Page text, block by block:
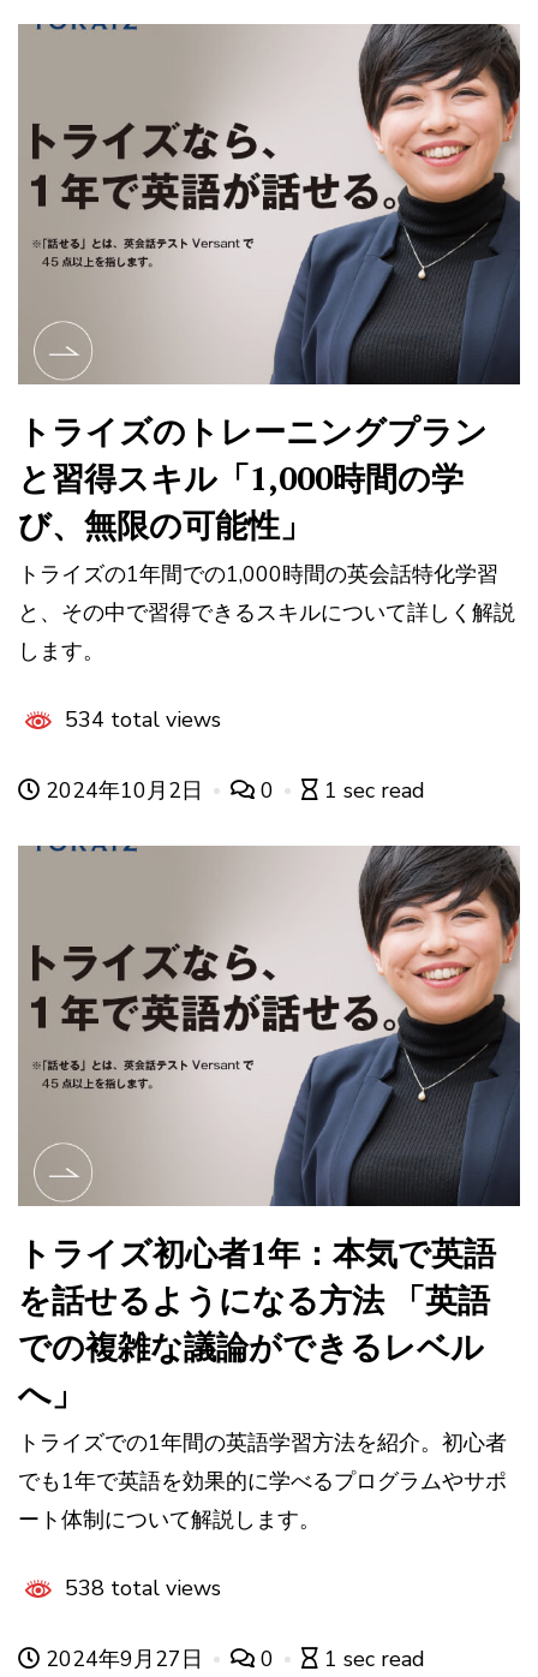
トライズのトレーニングプラン
と習得スキル「1,000時間の学
び、無限の可能性」
トライズの1年間での1,000時間の英会話特化学習
と、その中で習得できるスキルについて詳しく解説
します。
534 total views
2024年10月2日 0 1 sec read
トライズ初心者1年：本気で英語
を話せるようになる方法 「英語
での複雑な議論ができるレベル
へ」
トライズでの1年間の英語学習方法を紹介。初心者
でも1年で英語を効果的に学べるプログラムやサポ
ート体制について解説します。
538 total views
2024年9月27日 0 1 sec read